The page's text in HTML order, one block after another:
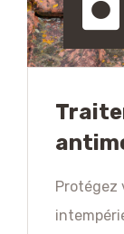
Protégez